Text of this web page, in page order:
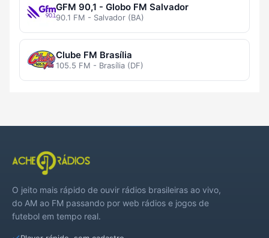
GFM 90,1 - Globo FM Salvador
90.1 FM - Salvador (BA)
Clube FM Brasília
105.5 FM - Brasília (DF)
O jeito mais rápido de ouvir rádios brasileiras ao vivo,
do AM ao FM passando por web rádios e jogos de
futebol em tempo real.